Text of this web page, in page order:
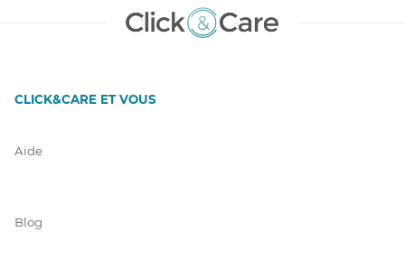
CLICK&CARE ET VOUS
Aide
Blog